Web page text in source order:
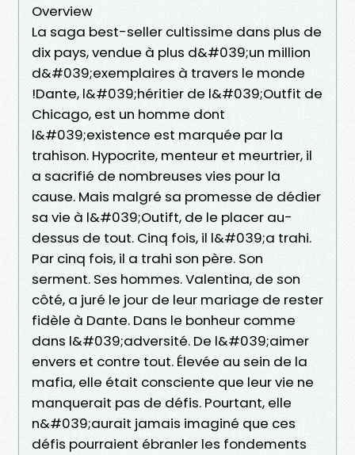
Overview
La saga best-seller cultissime dans plus de
dix pays, vendue à plus d&#039;un million
d&#039;exemplaires à travers le monde
!Dante, l&#039;héritier de l&#039;Outfit de
Chicago, est un homme dont
l&#039;existence est marquée par la
trahison. Hypocrite, menteur et meurtrier, il
a sacrifié de nombreuses vies pour la
cause. Mais malgré sa promesse de dédier
sa vie à l&#039;Outift, de le placer au-
dessus de tout. Cinq fois, il l&#039;a trahi.
Par cinq fois, il a trahi son père. Son
serment. Ses hommes. Valentina, de son
côté, a juré le jour de leur mariage de rester
fidèle à Dante. Dans le bonheur comme
dans l&#039;adversité. De l&#039;aimer
envers et contre tout. Élevée au sein de la
mafia, elle était consciente que leur vie ne
manquerait pas de défis. Pourtant, elle
n&#039;aurait jamais imaginé que ces
défis pourraient ébranler les fondements